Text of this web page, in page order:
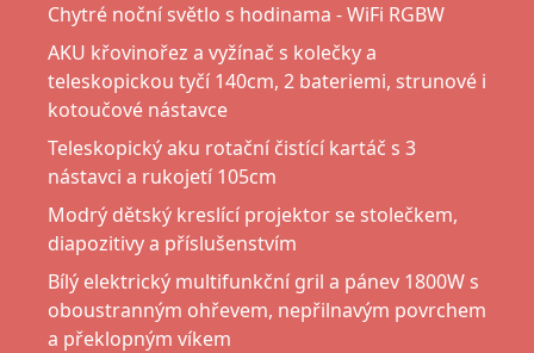
Chytré noční světlo s hodinama - WiFi RGBW
AKU křovinořez a vyžínač s kolečky a
teleskopickou tyčí 140cm, 2 bateriemi, strunové i
kotoučové nástavce
Teleskopický aku rotační čistící kartáč s 3
nástavci a rukojetí 105cm
Modrý dětský kreslící projektor se stolečkem,
diapozitivy a příslušenstvím
Bílý elektrický multifunkční gril a pánev 1800W s
oboustranným ohřevem, nepřilnavým povrchem
a překlopným víkem